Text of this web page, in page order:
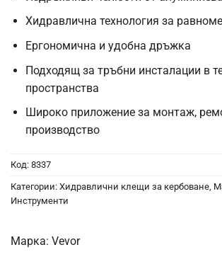
Хидравлична технология за
Ергономична и удобна дръжка
Подходящ за тръбни инсталации в
пространства
Широко приложение за монтаж,
производство
Код: 8337
Категории: Хидравлични клещи за кербоване
Инструменти
Марка: Vevor